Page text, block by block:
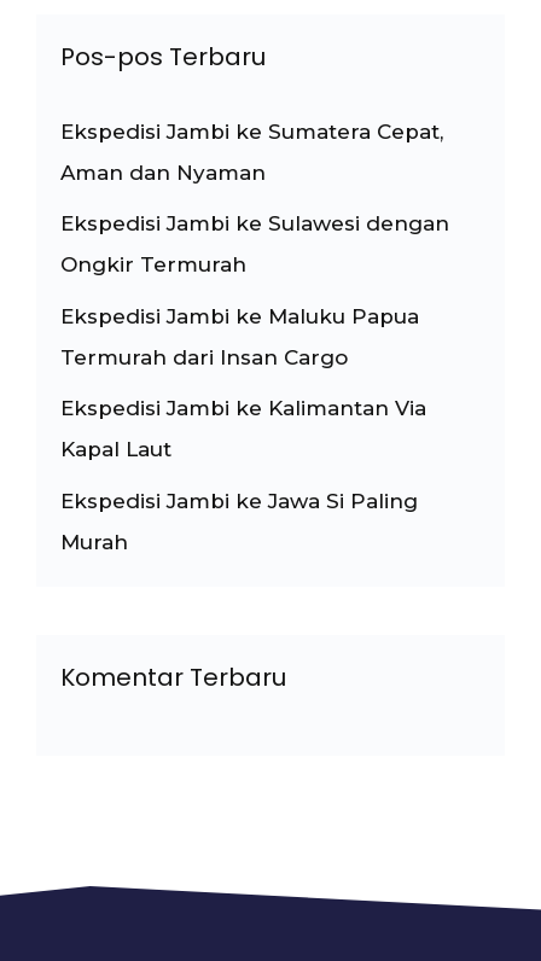
Pos-pos Terbaru
Ekspedisi Jambi ke Sumatera Cepat,
Aman dan Nyaman
Ekspedisi Jambi ke Sulawesi dengan
Ongkir Termurah
Ekspedisi Jambi ke Maluku Papua
Termurah dari Insan Cargo
Ekspedisi Jambi ke Kalimantan Via
Kapal Laut
Ekspedisi Jambi ke Jawa Si Paling
Murah
Komentar Terbaru